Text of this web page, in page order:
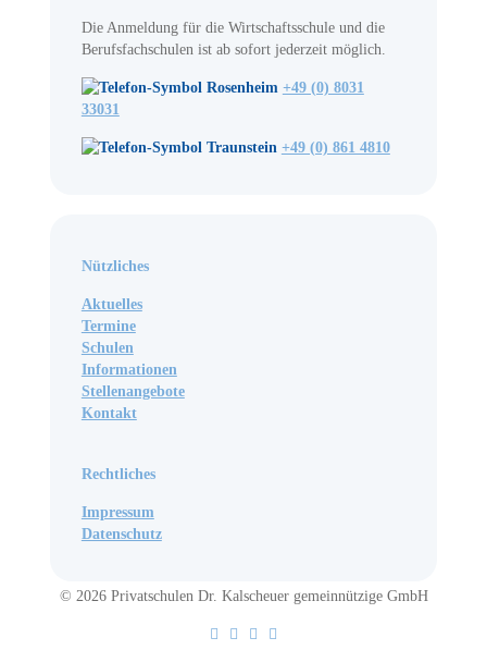
Die Anmeldung für die Wirtschaftsschule und die
Berufsfachschulen ist ab sofort jederzeit möglich.
Rosenheim +49 (0) 8031
33031
Traunstein +49 (0) 861 4810
Nützliches
Aktuelles
Termine
Schulen
Informationen
Stellenangebote
Kontakt
Rechtliches
Impressum
Datenschutz
© 2026 Privatschulen Dr. Kalscheuer gemeinnützige GmbH